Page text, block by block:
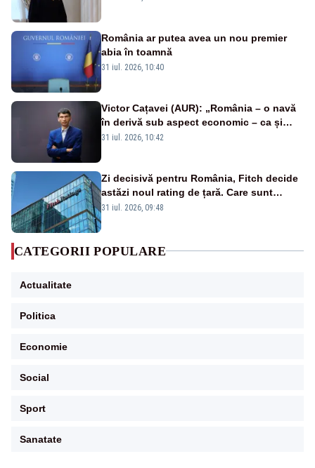
România ar putea avea un nou premier
abia în toamnă
31 iul. 2026, 10:40
Victor Cațavei (AUR): „România – o navă
în derivă sub aspect economic – ca și
rezultat al guvernărilor din ultimii 36 de
31 iul. 2026, 10:42
Zi decisivă pentru România, Fitch decide
astăzi noul rating de țară. Care sunt
efectele retrogradării la categoria „junk”
31 iul. 2026, 09:48
CATEGORII POPULARE
Actualitate
Politica
Economie
Social
Sport
Sanatate